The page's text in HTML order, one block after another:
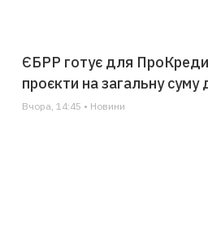
ЄБРР готує для
проєкти на загальну
Вчора, 14:45 • Новини